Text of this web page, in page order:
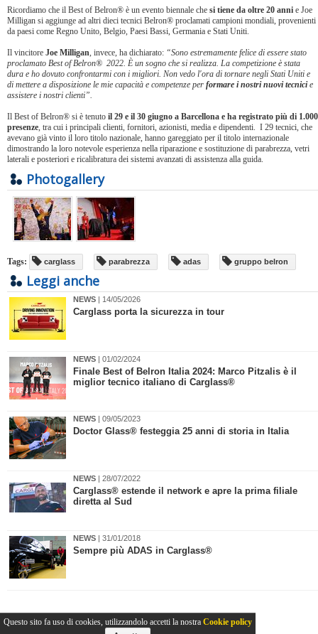
Ricordiamo che il Best of Belron® è un evento biennale che si tiene da oltre 20 anni e Joe
Milligan si aggiunge ad altri dieci tecnici Belron® proclamati campioni mondiali, provenienti
da paesi come Regno Unito, Belgio, Paesi Bassi, Germania e Stati Uniti.
Il vincitore Joe Milligan, invece, ha dichiarato: “Sono estremamente felice di essere stato
proclamato Best of Belron® 2022. È un sogno che si realizza. La competizione è stata
dura e ho dovuto confrontarmi con i migliori. Non vedo l'ora di tornare negli Stati Uniti e
di mettere a disposizione le mie capacità e competenze per formare i nostri nuovi tecnicie
assistere i nostri clienti”.
Il Best of Belron® si è tenuto il 29 e il 30 giugno a Barcellona e ha registrato più di 1.000
presenze, tra cui i principali clienti, fornitori, azionisti, media e dipendenti. I 29 tecnici, che
avevano già vinto il loro titolo nazionale, hanno gareggiato per il titolo internazionale
dimostrando la loro notevole esperienza nella riparazione e sostituzione di parabrezza, vetri
laterali e posteriori e ricalibratura dei sistemi avanzati di assistenza alla guida.
Photogallery
Tags: carglass parabrezza adas gruppo belron
Leggi anche
NEWS | 14/05/2026
Carglass porta la sicurezza in tour
NEWS | 01/02/2024
Finale Best of Belron Italia 2024: Marco Pitzalis è il
miglior tecnico italiano di Carglass®
NEWS | 09/05/2023
Doctor Glass® festeggia 25 anni di storia in Italia
NEWS | 28/07/2022
​Carglass® estende il network e apre la prima filiale
diretta al Sud
NEWS | 31/01/2018
Sempre più ADAS in Carglass®
Questo sito fa uso di cookies, utilizzandolo accetti la nostra Cookie policy